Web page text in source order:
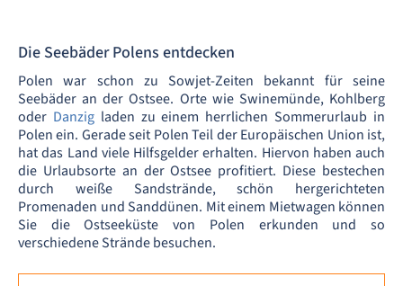
Die Seebäder Polens entdecken
Polen war schon zu Sowjet-Zeiten bekannt für seine
Seebäder an der Ostsee. Orte wie Swinemünde, Kohlberg
oder Danzigladen zu einem herrlichen Sommerurlaub in
Polen ein. Gerade seit Polen Teil der Europäischen Union ist,
hat das Land viele Hilfsgelder erhalten. Hiervon haben auch
die Urlaubsorte an der Ostsee profitiert. Diese bestechen
durch weiße Sandstrände, schön hergerichteten
Promenaden und Sanddünen. Mit einem Mietwagen können
Sie die Ostseeküste von Polen erkunden und so
verschiedene Strände besuchen.